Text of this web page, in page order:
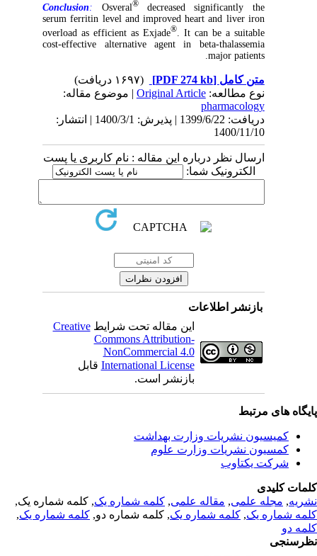
Conclusion
Osveral
decreased significantly the
serum ferritin level and improved heart and liver iron
overload as efficient as Exjade
®. It can be a suitable
cost-effective alternative agent in beta-thalassemia
major patients.
متن کامل[PDF 274 kb]
نوع مطالعه:Original Article| موضوع مقاله:
pharmacology
دریافت: 1399/6/22 | پذیرش: 1400/3/1 | انتشار:
1400/11/10
ارسال نظر درباره این مقاله : نام کاربری یا پست
الکترونیک شما:
بازنشر اطلاعات
این مقاله تحت شرایطCreative
Commons Attribution-
NonCommercial 4.0
International Licenseقابل
بازنشر است.
های مرتبط
کمیسیون نشریات وزارت بهداشت
کمسیون نشریات وزارت علوم
شرکت یکتاوب
کلیدی
,مجله علمی, مقاله علمی, کلمه شماره یک, کلمه شماره یک,
شماره یک,کلمه شماره یک, کلمه شماره دو,کلمه شماره یک,
دو